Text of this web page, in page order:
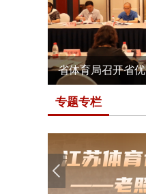
徐曙海到局水上
专题专栏